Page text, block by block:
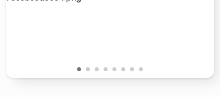
1 2 3 4 5 6 7 8